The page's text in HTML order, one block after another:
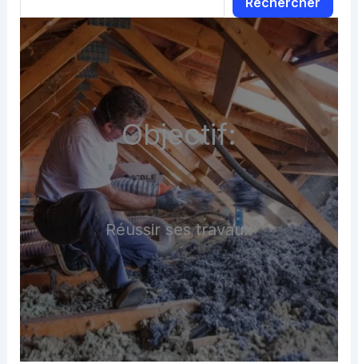
Objectif:
Réussir ses travaux